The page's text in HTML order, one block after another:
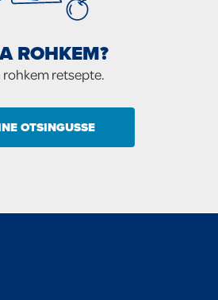
ROHKEM?
rohkem retsepte.
OTSINGUSSE